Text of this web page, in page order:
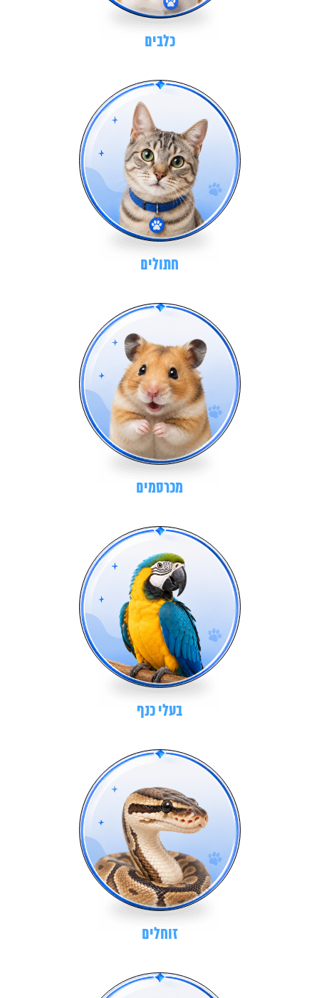
כלבים
חתולים
מכרסמים
בעלי כנף
זוחלים